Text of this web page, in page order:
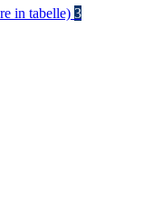
in tabelle) 3